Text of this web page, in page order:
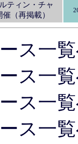
ティン・チャ
（再掲載）
ス一
ス一
ス一
ス一